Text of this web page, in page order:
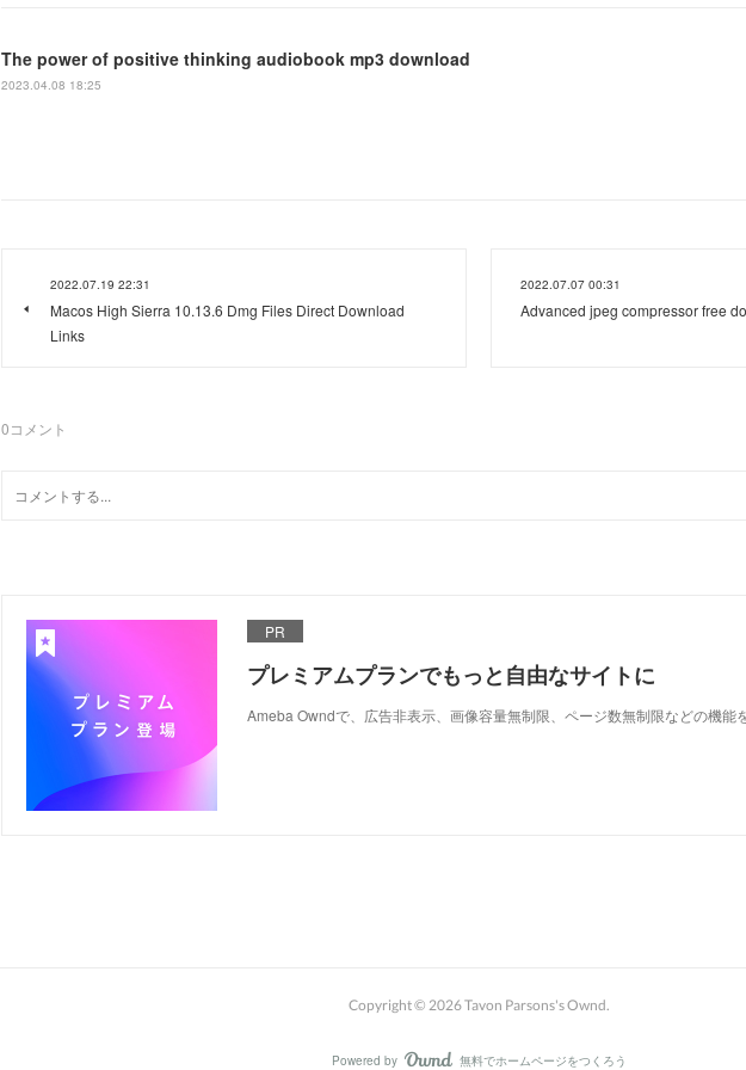
The power of positive thinking audiobook mp3 download
2023.04.08 18:25
2022.07.19 22:31
Macos High Sierra 10.13.6 Dmg Files Direct Download
Links
2022.07.07 00:31
Advanced jpeg compressor free
0コメント
PR
プレミアムプランでもっと自由なサイトに
Ameba Owndで、広告非表示、画像容量無制限、ページ数無制限などの機能
Copyright © 2026Tavon Parsons's Ownd.
Powered by 無料でホームページをつくろう